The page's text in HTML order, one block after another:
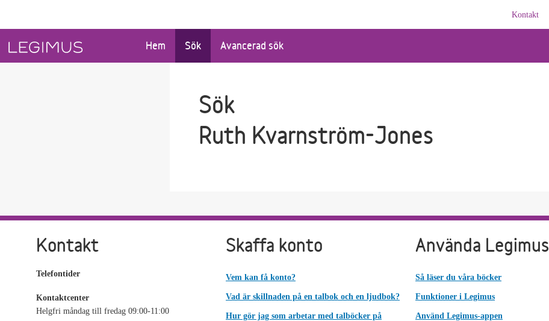
Kontakt
Hem Sök Avancerad sök
Sök
Ruth Kvarnström-Jones
Kontakt
Telefontider
Kontaktcenter
Helgfri måndag till fredag 09:00-11:00
Skaffa konto
Vem kan få konto?
Vad är skillnaden på en talbok och en ljudbok?
Hur gör jag som arbetar med talböcker på
Använda Legimus
Så läser du våra böcker
Funktioner i Legimus
Använd Legimus-appen